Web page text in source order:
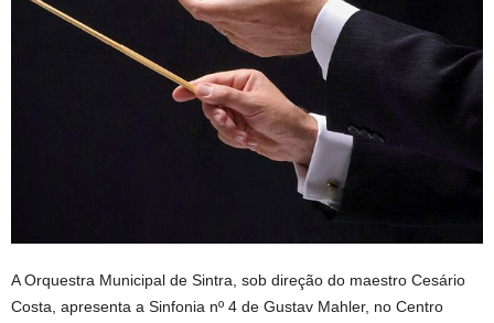
A Orquestra Municipal de Sintra, sob direção do maestro Cesário
Costa, apresenta a Sinfonia nº 4 de Gustav Mahler, no Centro